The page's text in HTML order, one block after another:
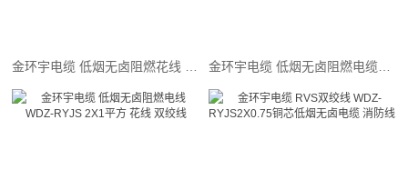
金环宇电缆 低烟无卤阻燃电缆报价 WDZ-RYJS 2X1.5铜芯双绞软线